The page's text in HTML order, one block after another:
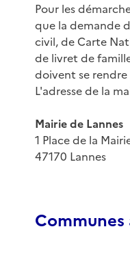
Pour les
que la demande
civil, de Carte
de livret de
doivent se rendre
L'adresse de la
Mairie de Lannes
1 Place de la
47170 Lannes